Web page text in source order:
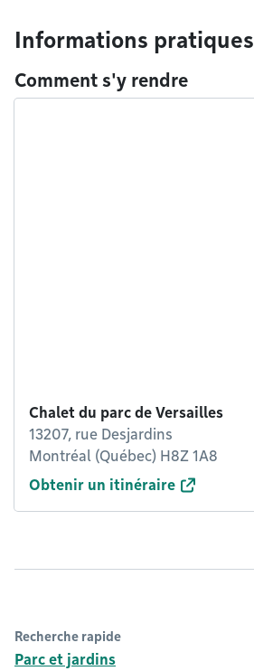
Informations pratiques
Comment s'y rendre
Chalet du parc de Versailles
13207, rue Desjardins
Montréal (Québec) H8Z 1A8
Obtenir un itinéraire
Recherche rapide
Parc et jardins